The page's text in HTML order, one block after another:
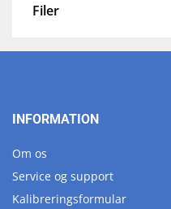
Filer
INFORMATION
Om os
Service og support
Kalibreringsformular